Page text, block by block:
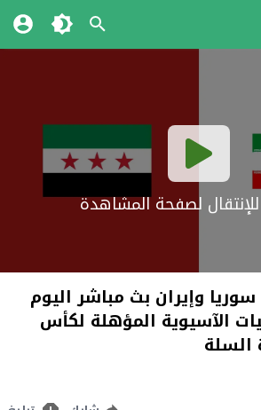
للإنتقال لصفحة المشاهدة
وإيران بث مباشر اليوم
التصفيات الآسيوية المؤهلة لكأس